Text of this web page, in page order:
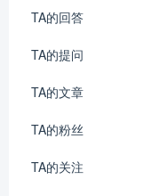
TA的回答
TA的提问
TA的文章
TA的粉丝
TA的关注